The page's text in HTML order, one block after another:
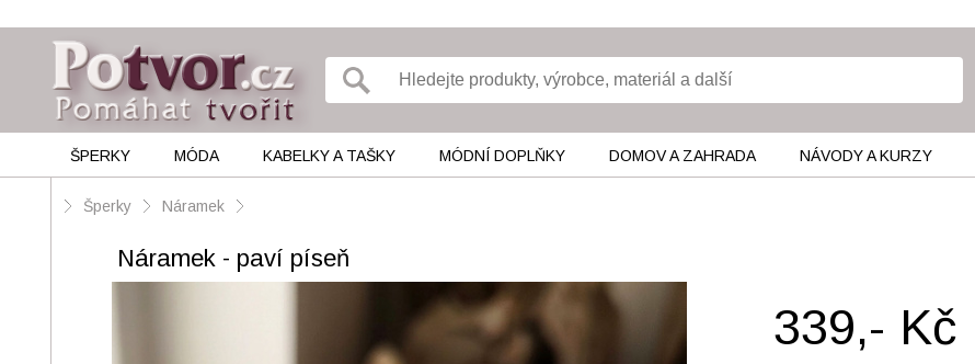
ŠPERKY MÓDA KABELKY A TAŠKY MÓDNÍ DOPLŇKY DOMOV A ZAHRADA NÁVODY A KURZY
Šperky Náramek
Náramek - paví píseň
339,- Kč